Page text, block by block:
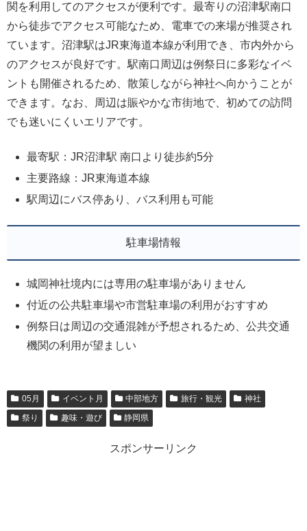
関を利用してのアクセスが便利です。最寄りの沼津駅南口
から徒歩でアクセス可能なため、電車での来場が推奨され
ています。沼津駅はJR東海道本線が利用でき、市内外から
のアクセスが良好です。駅南口周辺は例祭日に多彩なイベ
ントも開催されるため、散策しながら神社へ向かうことが
できます。なお、周辺は賑やかな市街地で、初めての訪問
でも迷いにくいエリアです。
最寄駅：JR沼津駅 南口より徒歩約5分
主要路線：JR東海道本線
駅周辺にバス停あり、バス利用も可能
駐車場情報
城岡神社境内には専用の駐車場がありません
付近の公共駐車場や市営駐車場の利用がおすすめ
例祭日は周辺の交通混雑が予想されるため、公共交通
機関の利用が望ましい
05月 イベント月 中部地方 旅行・観光
神社
祭り
趣味・遊び 静岡県
スポンサーリンク